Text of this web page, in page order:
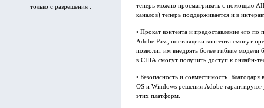
только с разрешения .
теперь можно просматривать с помощью
каналов) теперь поддерживается и в
• Прокат контента и предоставление его
Adobe Pass, поставщики контента смогут
позволит им внедрять более гибкие
в США смогут получить доступ к онлайн-
• Безопасность и совместимость.
OS и Windows решения Adobe
этих платформ.